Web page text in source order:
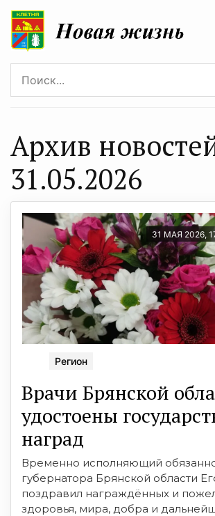
Архив
31.05.2026
31 МАЯ 2026,
Регион
Врачи Брянской
удостоены
наград
Временно исполняющий
губернатора Брянской области
поздравил награждённых и
здоровья, мира, добра и